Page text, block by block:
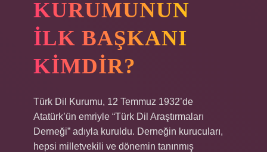
KURUMUNUN
ILK BAŞKANI
KIMDIR?
Türk Dil Kurumu, 12 Temmuz 1932’de
Atatürk’ün emriyle “Türk Dil Araştırmaları
Derneği” adıyla kuruldu. Derneğin kurucuları,
hepsi milletvekili ve dönemin tanınmış